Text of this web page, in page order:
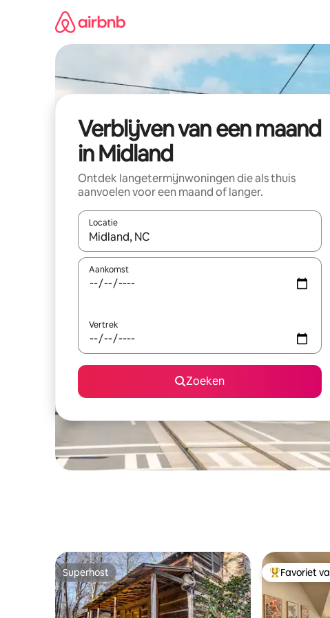
Verblijven van een maand
in Midland
Ontdek langetermijnwoningen die als thuis
aanvoelen voor een maand of langer.
Locatie
Wanneer er resultaten beschikbaar zijn, maak je een
Aankomst
Vertrek
Zoeken
Superhost
Superhost Topfavoriet
Favoriet